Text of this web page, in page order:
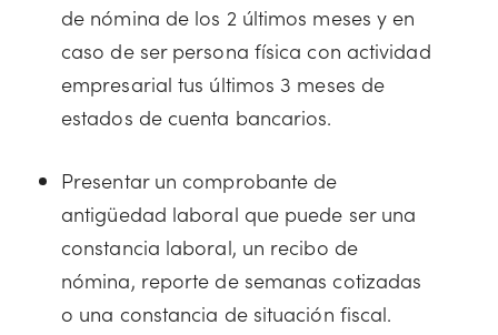
de nómina de los 2 últimos meses y en
caso de ser persona física con actividad
empresarial tus últimos 3 meses de
estados de cuenta bancarios.
Presentar un comprobante de
antigüedad laboral que puede ser una
constancia laboral, un recibo de
nómina, reporte de semanas cotizadas
o una constancia de situación fiscal.